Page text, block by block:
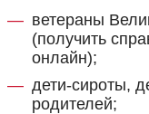
ветераны
(получить
онлайн);
дети-сироты,
родителей;